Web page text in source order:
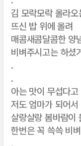
김 모락모락 올라오
뜨신 밥 위에 올려
매콤새콤달콤한 양
비벼주시고는 하셨
.
.
아는 맛이 무섭다고
저도 엄마가 되어서
살랑살랑 봄바람이
한번은 꼭 쓱쓱 비